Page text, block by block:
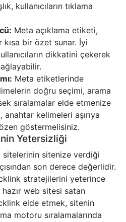
kullanıcıların tıklama
Meta açıklama etiketi,
kısa bir özet sunar. İyi
dikkatini çekerek
Meta etiketlerinde
doğru seçimi, arama
sıralamalar elde etmenize
anahtar kelimeleri aşırıya
göstermelisiniz.
Yetersizliği
sitenize verdiği
son derece değerlidir.
stratejilerini yeterince
web sitesi satan
elde etmek, sitenin
motoru sıralamalarında